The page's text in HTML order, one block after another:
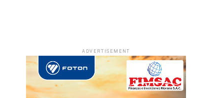
ADVERTISEMENT